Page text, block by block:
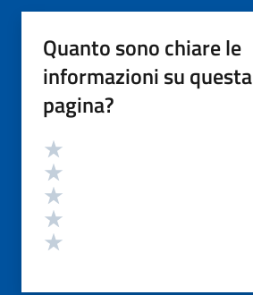
Quanto sono chiare le
informazioni su questa
pagina?
Valutazione